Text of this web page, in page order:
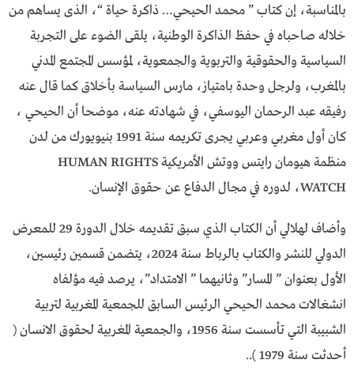
بالمناسبة، إن كتاب ” محمد الحيحي… ذاكرة حياة “، الذى يساهم من
خلاله صاحباه في حفظ الذاكرة الوطنية، يلقى الضوء على التجربة
السياسية والحقوقية والتربوية والجمعوية، لمؤسس المجتمع المدني
بالمغرب، ولرجل وحدة بامتياز، مارس السياسة بأخلاق كما قال عنه
رفيقه عبد الرحمان اليوسفي، في شهادته عنه، موضحا أن الحيحي ،
كان أول مغربي وعربي يجرى تكريمه سنة 1991 بنيويورك من لدن
منظمة هيومان رايتس ووتش الأمريكية HUMAN RIGHTS
WATCH، لدوره في مجال الدفاع عن حقوق الإنسان.
وأضاف لهلالي أن الكتاب الذي سبق تقديمه خلال الدورة 29 للمعرض
الدولي للنشر والكتاب بالرباط سنة 2024، يتضمن قسمين رئيسين،
الأول بعنوان ” المسار” وثانيهما ” الامتداد”، يرصد فيه مؤلفاه
انشغالات محمد الحيحي الرئيس السابق للجمعية المغربية لتربية
الشبيبة التي تأسست سنة 1956، والجمعية المغربية لحقوق الانسان (
أحدثت سنة 1979 )..